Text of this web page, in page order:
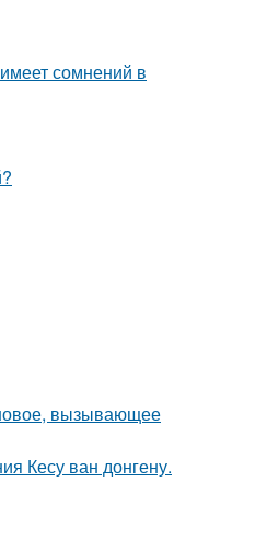
сомнений в
вызывающее
Кесу ван донгену.